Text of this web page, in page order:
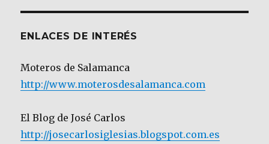
ENLACES DE INTERÉS
Moteros de Salamanca
http://www.moterosdesalamanca.com
El Blog de José Carlos
http://josecarlosiglesias.blogspot.com.es